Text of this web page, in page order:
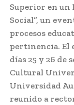
Superior en
Social”, un
procesos
pertinencia. El
días 25 y 26 de
Cultural
Universidad
reunido a